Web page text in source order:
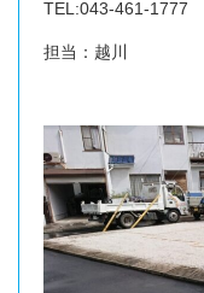
TEL:043-461-1777
担当：越川